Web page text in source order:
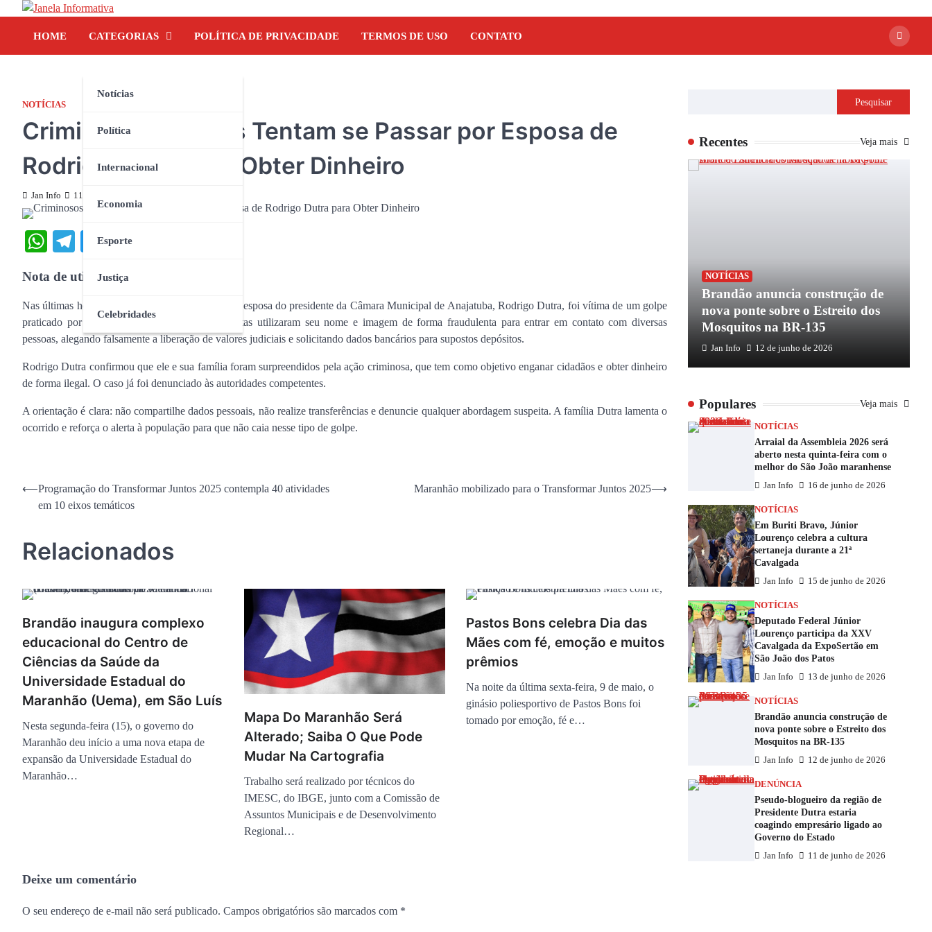
HOME CATEGORIAS
Notícias
Política
Internacional
Economia
Esporte
Justiça
Celebridades
POLÍTICA DE PRIVACIDADE TERMOS DE USO CONTATO
NOTÍCIAS
Criminosos Virtuais Tentam se Passar por Esposa de
Rodrigo Dutra para Obter Dinheiro
Jan Info 11 de julho de 2025
WhatsApp
Telegram
TwitterFacebook
Nota de utilidade pública
Nas últimas horas, a advogada Dra. Téssia Dutra, esposa do presidente da Câmara Municipal de Anajatuba, Rodrigo Dutra, foi vítima de um golpe
praticado por criminosos cibernéticos. Os golpistas utilizaram seu nome e imagem de forma fraudulenta para entrar em contato com diversas
pessoas, alegando falsamente a liberação de valores judiciais e solicitando dados bancários para supostos depósitos.
Rodrigo Dutra confirmou que ele e sua família foram surpreendidos pela ação criminosa, que tem como objetivo enganar cidadãos e obter dinheiro
de forma ilegal. O caso já foi denunciado às autoridades competentes.
A orientação é clara: não compartilhe dados pessoais, não realize transferências e denuncie qualquer abordagem suspeita. A família Dutra lamenta o
ocorrido e reforça o alerta à população para que não caia nesse tipo de golpe.
Navegação
⟵Programação do Transformar Juntos 2025 contempla 40 atividades
em 10 eixos temáticos
Maranhão mobilizado para o Transformar Juntos 2025⟶
Relacionados
Brandão inaugura complexo
educacional do Centro de
Ciências da Saúde da
Universidade Estadual do
Maranhão (Uema), em São Luís
Nesta segunda-feira (15), o governo do
Maranhão deu início a uma nova etapa de
expansão da Universidade Estadual do
Maranhão…
Mapa Do Maranhão Será
Alterado; Saiba O Que Pode
Mudar Na Cartografia
Trabalho será realizado por técnicos do
IMESC, do IBGE, junto com a Comissão de
Assuntos Municipais e de Desenvolvimento
Regional…
Pastos Bons celebra Dia das
Mães com fé, emoção e muitos
prêmios
Na noite da última sexta-feira, 9 de maio, o
ginásio poliesportivo de Pastos Bons foi
tomado por emoção, fé e…
Deixe um comentário
O seu endereço de e-mail não será publicado. Campos obrigatórios são marcados com *
Pesquisar
Recentes Veja mais
Marcos Castro em grande
encontro no Cohafuma
NOTÍCIAS
Brandão anuncia construção de
nova ponte sobre o Estreito dos
Mosquitos na BR-135
Jan Info 12 de junho de 2026
Populares Veja mais
NOTÍCIAS
Arraial da Assembleia 2026 será
aberto nesta quinta-feira com o
melhor do São João maranhense
Jan Info 16 de junho de 2026
NOTÍCIAS
Em Buriti Bravo, Júnior
Lourenço celebra a cultura
sertaneja durante a 21ª
Cavalgada
Jan Info 15 de junho de 2026
NOTÍCIAS
Deputado Federal Júnior
Lourenço participa da XXV
Cavalgada da ExpoSertão em
São João dos Patos
Jan Info 13 de junho de 2026
NOTÍCIAS
Brandão anuncia construção de
nova ponte sobre o Estreito dos
Mosquitos na BR-135
Jan Info 12 de junho de 2026
DENÚNCIA
Pseudo-blogueiro da região de
Presidente Dutra estaria
coagindo empresário ligado ao
Governo do Estado
Jan Info 11 de junho de 2026